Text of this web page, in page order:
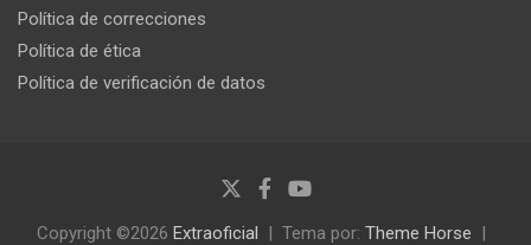
Política de correcciones
Política de ética
Política de verificación de datos
Copyright ©2026 Extraoficial Tema por: Theme Horse